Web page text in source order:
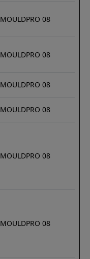
MOULDPRO 08
MOULDPRO 08
MOULDPRO 08
MOULDPRO 08
MOULDPRO 08
MOULDPRO 08